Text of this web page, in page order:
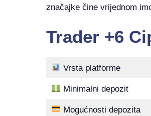
značajke čine vrijednom
Trader +6
Vrsta platforme
Minimalni depozit
Mogućnosti depozita